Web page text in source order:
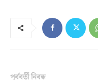
পূর্ববর্তী নিবন্ধ